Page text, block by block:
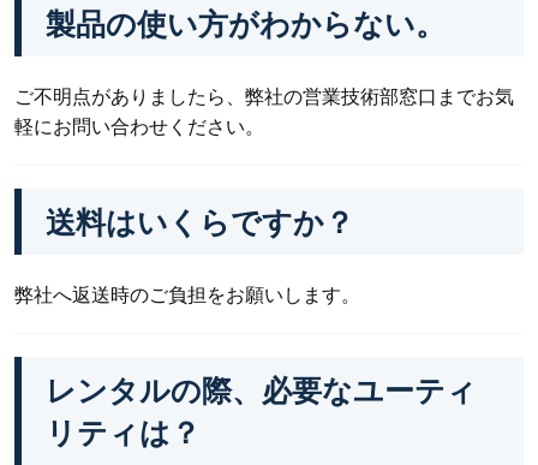
製品の使い方がわからない。
ご不明点がありましたら、弊社の営業技術部窓口までお気
軽にお問い合わせください。
送料はいくらですか？
弊社へ返送時のご負担をお願いします。
レンタルの際、必要なユーティ
リティは？